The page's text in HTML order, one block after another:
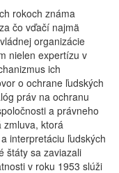
rokoch známa
čo vďačí najmä
organizácie
nielen expertízu v
ich
o ochrane ľudských
práv na ochranu
a právneho
zmluva, ktorá
interpretáciu ľudských
štáty sa zaviazali
v roku 1953 slúži